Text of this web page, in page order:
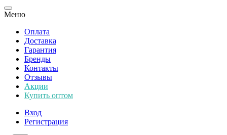
Меню
Оплата
Доставка
Гарантия
Бренды
Контакты
Отзывы
Акции
Купить оптом
Вход
Регистрация